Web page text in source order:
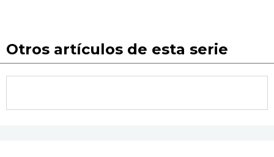
Otros artículos de esta serie